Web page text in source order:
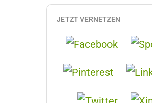
JETZT VERNETZEN